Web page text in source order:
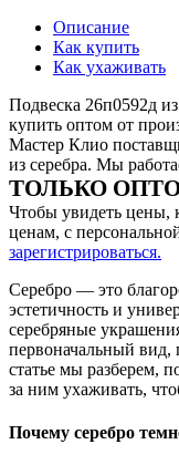
Описание
Как купить
Как ухаживать
Подвеска 26п0592д
купить оптом от
Мастер Клио
из серебра. Мы
ТОЛЬКО
Чтобы увидеть цены,
ценам, с
зарегистрироваться.
Серебро — это
эстетичность и
серебряные
первоначальный вид,
статье мы разберем,
за ним ухаживать,
Почему серебро